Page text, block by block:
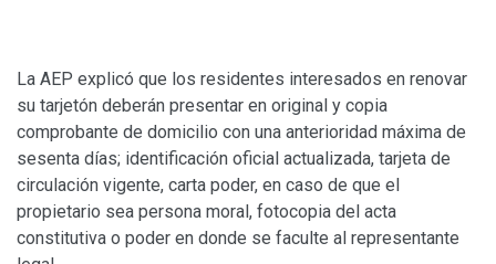
La AEP explicó que los residentes interesados en renovar
su tarjetón deberán presentar en original y copia
comprobante de domicilio con una anterioridad máxima de
sesenta días; identificación oficial actualizada, tarjeta de
circulación vigente, carta poder, en caso de que el
propietario sea persona moral, fotocopia del acta
constitutiva o poder en donde se faculte al representante